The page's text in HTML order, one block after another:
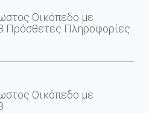
Οικόπεδο με
Πρόσθετες Πληροφορίες
Οικόπεδο με